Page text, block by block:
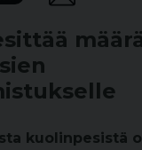
kuolinpesistä